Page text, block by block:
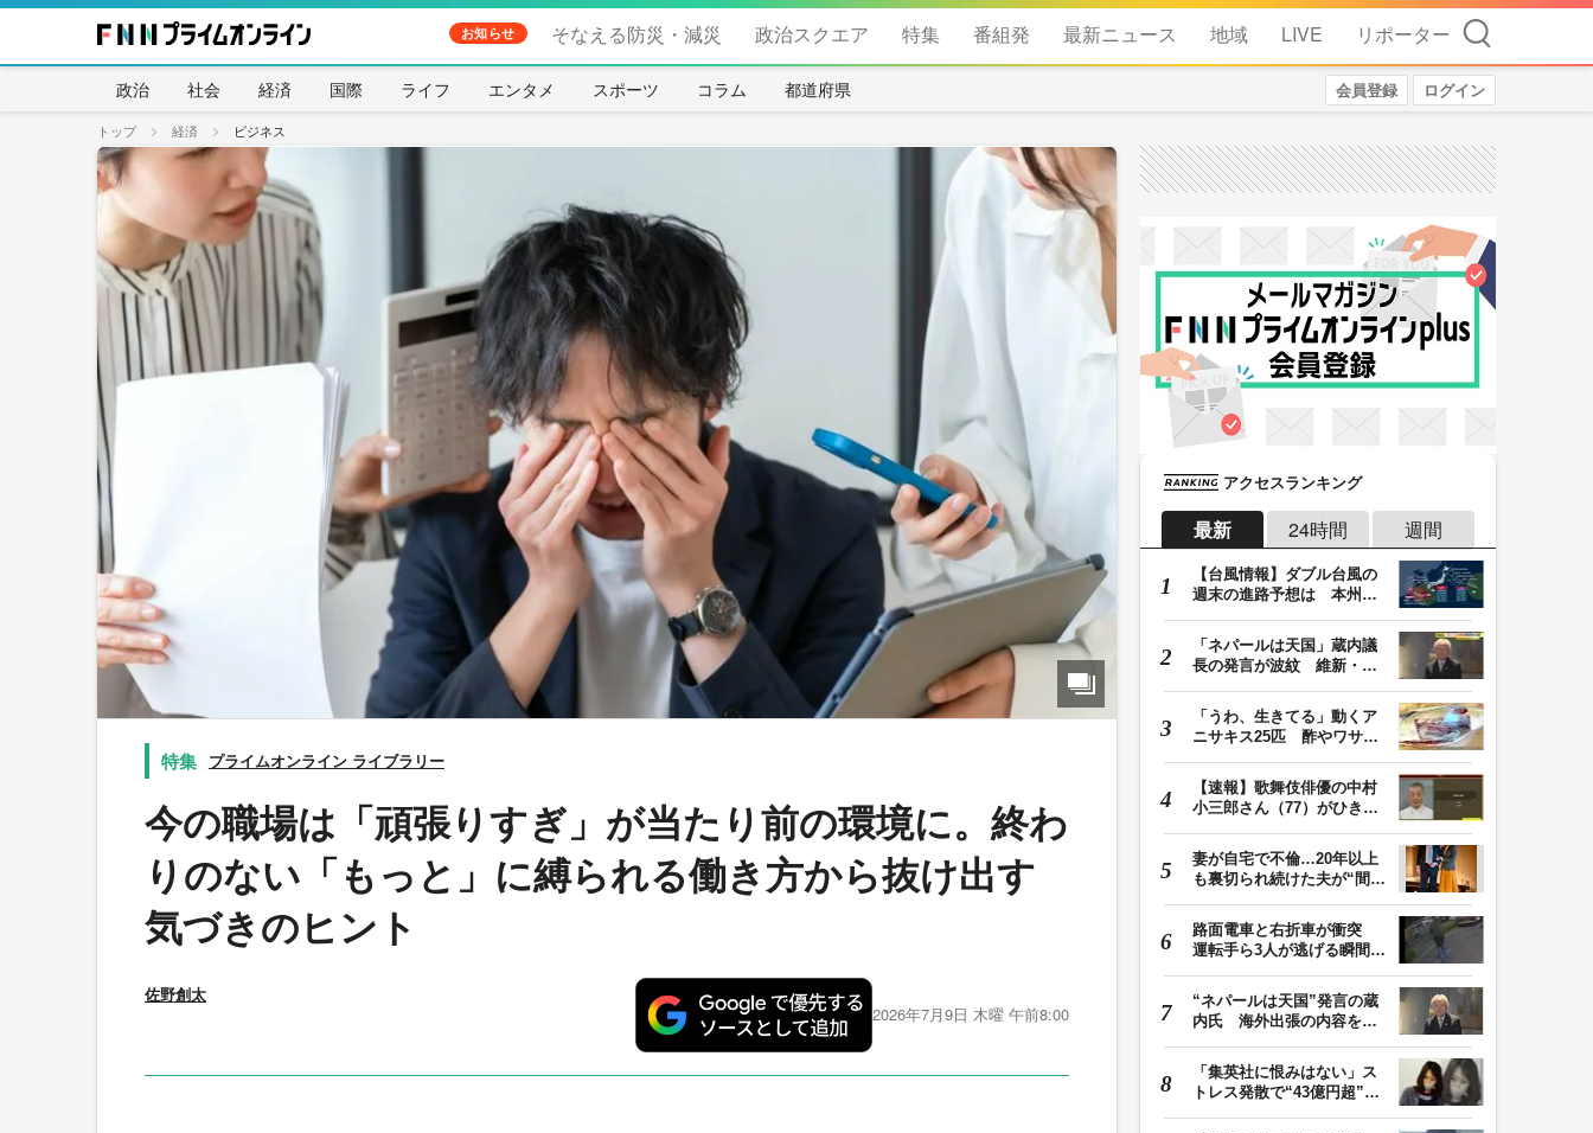
お知らせ そなえる防災・減災 政治スクエア 特集 番組発 最新ニュース 地域 LIVE リポーター 検索
政治 社会 経済 国際 ライフ エンタメ スポーツ コラム 都道府県 会員登録 ログイン
トップ 経済 ビジネス
プライムオンライン ライブラリー
今の職場は「頑張りすぎ」が当たり前の環境に。終わ
りのない「もっと」に縛られる働き方から抜け出す
気づきのヒント
佐野創太
2026年7月9日 木曜 午前8:00
アクセスランキング
最新 24時間 週間
【台風情報】ダブル台風の
週末の進路予想は 本州は
「ネパールは天国」蔵内議
長の発言が波紋 維新・吉
「うわ、生きてる」動くア
ニサキス25匹 酢やワサビ
【速報】歌舞伎俳優の中村
小三郎さん（77）がひき逃
妻が自宅で不倫…20年以上
も裏切られ続けた夫が“間
路面電車と右折車が衝突
運転手ら3人が逃げる瞬間
“ネパールは天国”発言の蔵
内氏 海外出張の内容を説
「集英社に恨みはない」ス
トレス発散で“43億円超”の